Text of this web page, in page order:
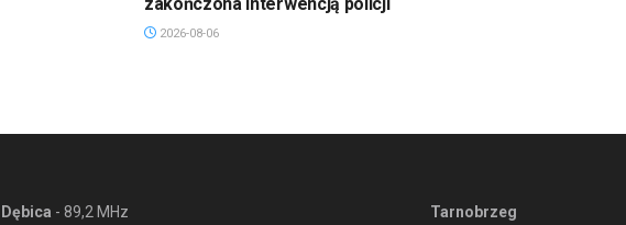
2026-08-06
Dębica - 89,2 MHz
Tarnobrzeg